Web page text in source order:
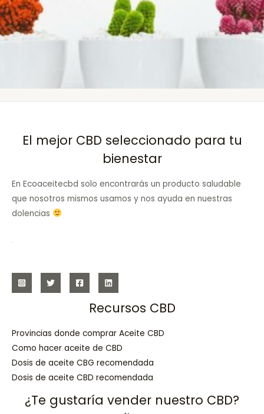
El mejor CBD seleccionado para tu
bienestar
En Ecoaceitecbd solo encontrarás un producto saludable
que nosotros mismos usamos y nos ayuda en nuestras
dolencias
Recursos CBD
Provincias donde comprar Aceite CBD
Como hacer aceite de CBD
Dosis de aceite CBG recomendada
Dosis de aceite CBD recomendada
¿Te gustaría vender nuestro CBD?